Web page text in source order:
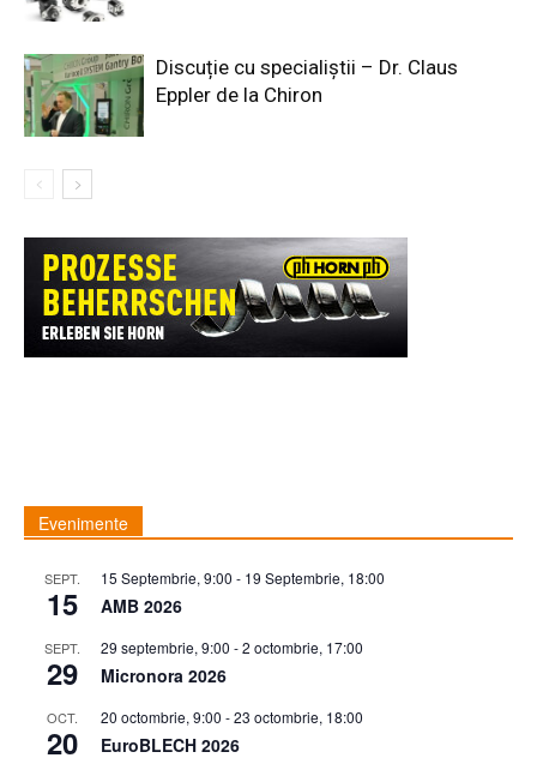
Discuție cu specialiștii – Dr. Claus
Eppler de la Chiron
Evenimente
SEPT.
15
15 Septembrie, 9:00 - 19 Septembrie, 18:00
AMB 2026
SEPT.
29
29 septembrie, 9:00 -2 octombrie, 17:00
Micronora 2026
OCT.
20
20 octombrie, 9:00 -23 octombrie, 18:00
EuroBLECH 2026